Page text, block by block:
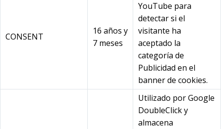
CONSENT
16 años y
7 meses
YouTube para
detectar si el
visitante ha
aceptado la
categoría de
Publicidad en el
banner de cookies.
Utilizado por Google
DoubleClick y
almacena